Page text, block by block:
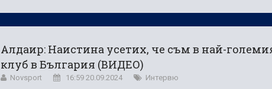
Алдаир: Наистина усетих, че съм в най-
клуб в България (ВИДЕО)
Novsport 16:59 20.09.2024 Интервю